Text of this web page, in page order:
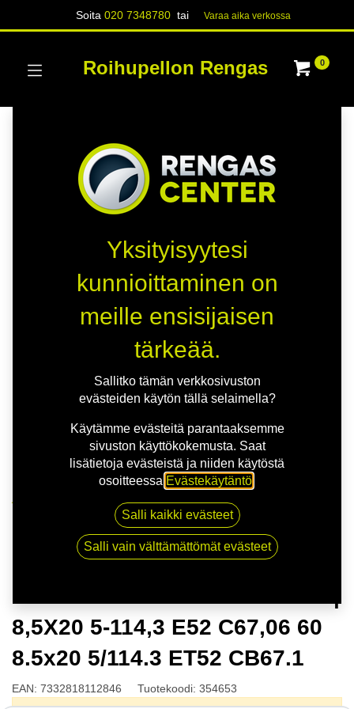
Soita020 7348780 tai Varaa aika verk​​​​ossa
Roihupellon Rengas 0
NITRO MOMENTUM FF G.BLK | 8,5X20 5-114,3 E52
C67,06 60 8.5x20 5/114.3 ET52 CB67.1
8,5X20 5-114,3 E52 C67,06 60
8.5x20 5/114.3 ET52 CB67.1
EAN: 7332818112846 Tuotekoodi: 354653
Yksityisyytesi
kunnioittaminen on
meille ensisijaisen
tärkeää.
Sallitko tämän verkkosivuston
evästeiden käytön tällä selaimella?
Käytämme evästeitä parantaaksemme
sivuston käyttökokemusta. Saat
lisätietoja evästeistä ja niiden käytöstä
osoitteessa Evästekäytäntö
Salli kaikki evästeet
Salli vain välttämättömät evästeet